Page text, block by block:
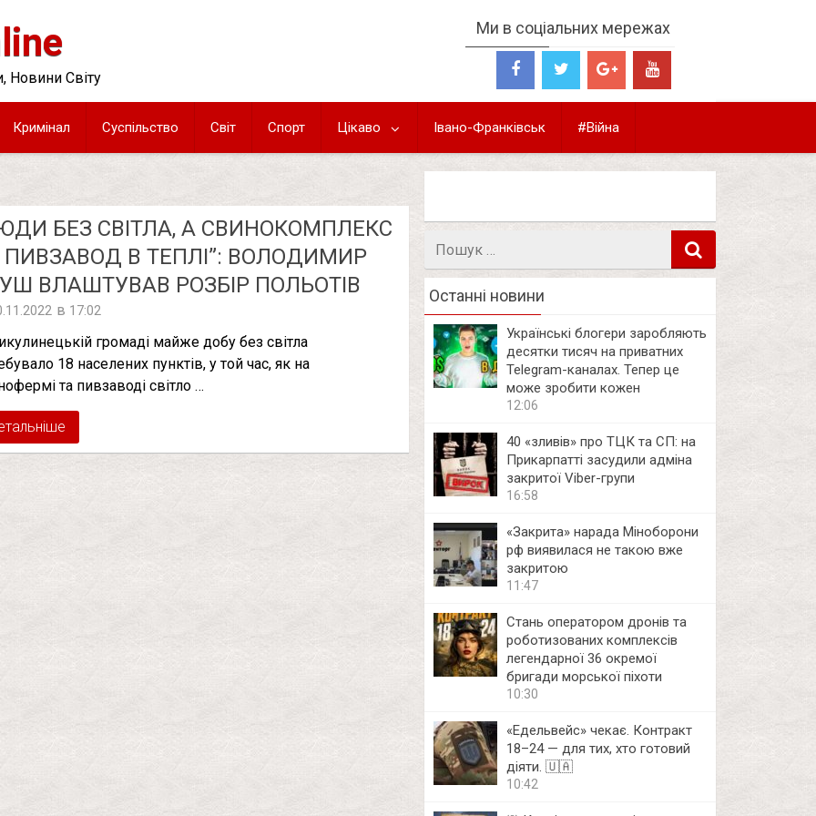
Новини Світу
Ми в соціальних мережах
Кримінал Суспільство Світ Спорт Цікаво Івано-Франківськ #Війна
БЕЗ СВІТЛА, А СВИНОКОМПЛЕКС
ПИВЗАВОД В ТЕПЛІ”: ВОЛОДИМИР
ВЛАШТУВАВ РОЗБІР ПОЛЬОТІВ
в 17:02
громаді майже добу без світла
18 населених пунктів, у той час, як на
та пивзаводі світло …
Останні новини
Українські блогери заробляють
десятки тисяч на приватних
Telegram-каналах. Тепер це
може зробити кожен
12:06
40 «зливів» про ТЦК та СП: на
Прикарпатті засудили адміна
закритої Viber-групи
16:58
«Закрита» нарада Міноборони
рф виявилася не такою вже
закритою
11:47
Стань оператором дронів та
роботизованих комплексів
легендарної 36 окремої
бригади морської піхоти
10:30
«Едельвейс» чекає. Контракт
18–24 — для тих, хто готовий
діяти. 🇺🇦
10:42